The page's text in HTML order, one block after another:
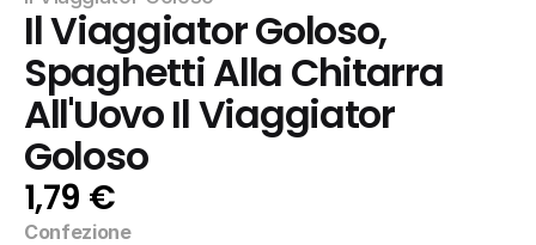
Il Viaggiator Goloso,
Spaghetti Alla Chitarra
All'Uovo Il Viaggiator
Goloso
1,79 €
Confezione